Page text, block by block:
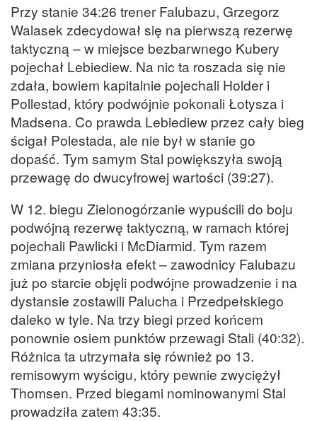
Przy stanie 34:26 trener Falubazu, Grzegorz
Walasek zdecydował się na pierwszą rezerwę
taktyczną – w miejsce bezbarwnego Kubery
pojechał Lebiediew. Na nic ta roszada się nie
zdała, bowiem kapitalnie pojechali Holder i
Pollestad, który podwójnie pokonali Łotysza i
Madsena. Co prawda Lebiediew przez cały bieg
ścigał Polestada, ale nie był w stanie go
dopaść. Tym samym Stal powiększyła swoją
przewagę do dwucyfrowej wartości (39:27).
W 12. biegu Zielonogórzanie wypuścili do boju
podwójną rezerwę taktyczną, w ramach której
pojechali Pawlicki i McDiarmid. Tym razem
zmiana przyniosła efekt – zawodnicy Falubazu
już po starcie objęli podwójne prowadzenie i na
dystansie zostawili Palucha i Przedpełskiego
daleko w tyle. Na trzy biegi przed końcem
ponownie osiem punktów przewagi Stali (40:32).
Różnica ta utrzymała się również po 13.
remisowym wyścigu, który pewnie zwyciężył
Thomsen. Przed biegami nominowanymi Stal
prowadziła zatem 43:35.